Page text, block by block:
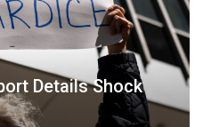
Details Shock